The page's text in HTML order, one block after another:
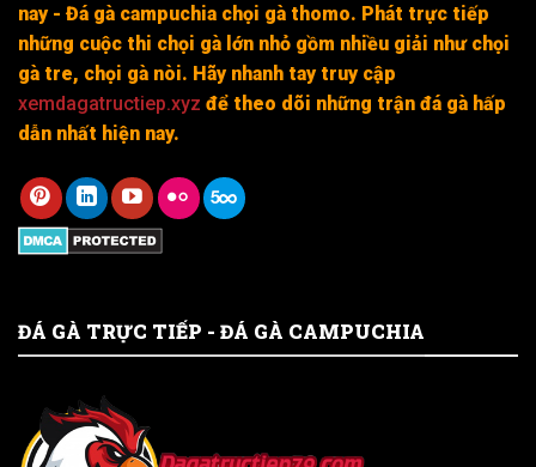
nay - Đá gà campuchia chọi gà thomo. Phát trực tiếp
những cuộc thi chọi gà lớn nhỏ gồm nhiều giải như chọi
gà tre, chọi gà nòi. Hãy nhanh tay truy cập
xemdagatructiep.xyz để theo dõi những trận đá gà hấp
dẫn nhất hiện nay.
ĐÁ GÀ TRỰC TIẾP - ĐÁ GÀ CAMPUCHIA